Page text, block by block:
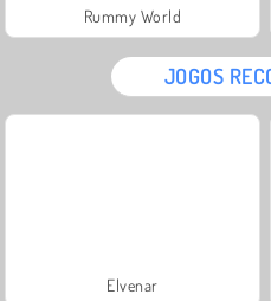
Rummy World
JOGOS
Elvenar